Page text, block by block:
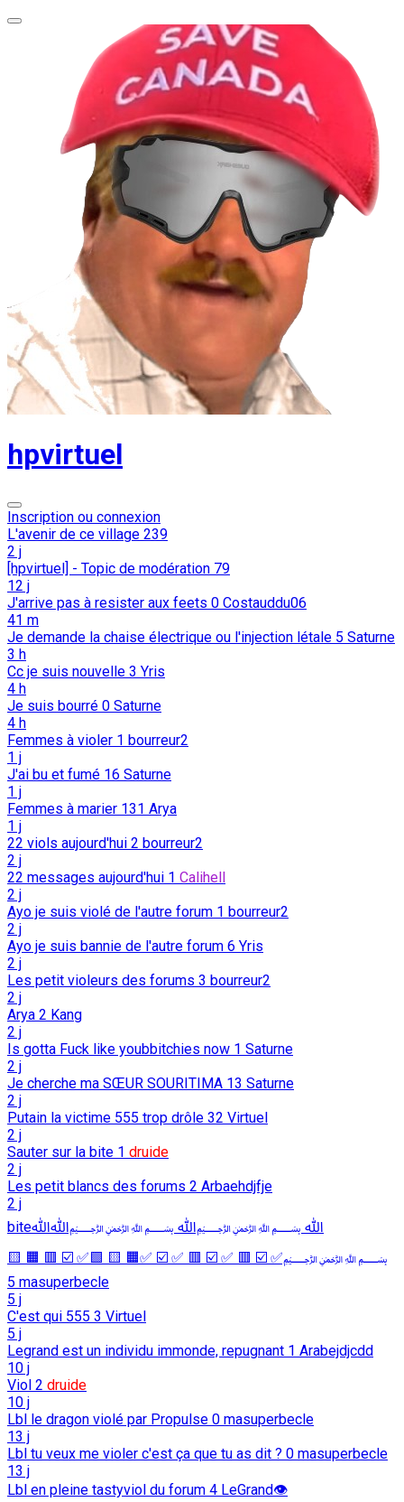
hpvirtuel
Inscription ou connexion
L'avenir de ce village 239
2 j
[hpvirtuel] - Topic de modération 79
12 j
J'arrive pas à resister aux feets 0 Costauddu06
41 m
Je demande la chaise électrique ou l'injection létale 5 Saturne
3 h
Cc je suis nouvelle 3 Yris
4 h
Je suis bourré 0 Saturne
4 h
Femmes à violer 1 bourreur2
1 j
J'ai bu et fumé 16 Saturne
1 j
Femmes à marier 131 Arya
1 j
22 viols aujourd'hui 2 bourreur2
2 j
22 messages aujourd'hui 1 Calihell
2 j
Ayo je suis violé de l'autre forum 1 bourreur2
2 j
Ayo je suis bannie de l'autre forum 6 Yris
2 j
Les petit violeurs des forums 3 bourreur2
2 j
Arya 2 Kang
2 j
Is gotta Fuck like youbbitchies now 1 Saturne
2 j
Je cherche ma SŒUR SOURITIMA 13 Saturne
2 j
Putain la victime 555 trop drôle 32 Virtuel
2 j
Sauter sur la bite 1 druide
2 j
Les petit blancs des forums 2 Arbaehdjfje
2 j
biteﷲ ﷽ﷲ ﷽ﷲﷲ
﷽✅ ☑️ 🟥 ✅ ☑️ 🟥 ✅ ☑️ ✅🟧 🟨 🟩✅ ☑️ 🟥 🟧 🟨
masuperbecle
5 j
C'est qui 555 3 Virtuel
5 j
Legrand est un individu immonde, repugnant 1 Arabejdjcdd
10 j
Viol 2 druide
10 j
Lbl le dragon violé par Propulse 0 masuperbecle
13 j
Lbl tu veux me violer c'est ça que tu as dit ? 0 masuperbecle
13 j
Lbl en pleine tastyviol du forum 4 LeGrand👁️